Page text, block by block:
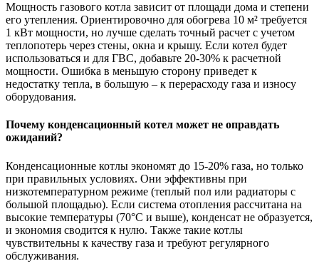
Мощность газового котла зависит от площади дома и степени
его утепления. Ориентировочно для обогрева 10 м² требуется
1 кВт мощности, но лучше сделать точный расчет с учетом
теплопотерь через стены, окна и крышу. Если котел будет
использоваться и для ГВС, добавьте 20-30% к расчетной
мощности. Ошибка в меньшую сторону приведет к
недостатку тепла, в большую – к перерасходу газа и износу
оборудования.
Почему конденсационный котел может не оправдать
ожиданий?
Конденсационные котлы экономят до 15-20% газа, но только
при правильных условиях. Они эффективны при
низкотемпературном режиме (теплый пол или радиаторы с
большой площадью). Если система отопления рассчитана на
высокие температуры (70°C и выше), конденсат не образуется,
и экономия сводится к нулю. Также такие котлы
чувствительны к качеству газа и требуют регулярного
обслуживания.